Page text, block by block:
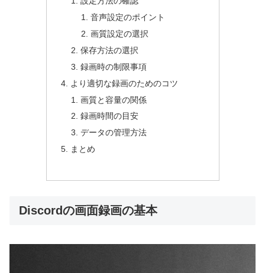
音声設定のポイント
画質設定の選択
保存方法の選択
録画時の制限事項
より適切な録画のためのコツ
画質と容量の関係
録画時間の目安
データの管理方法
まとめ
Discordの画面録画の基本